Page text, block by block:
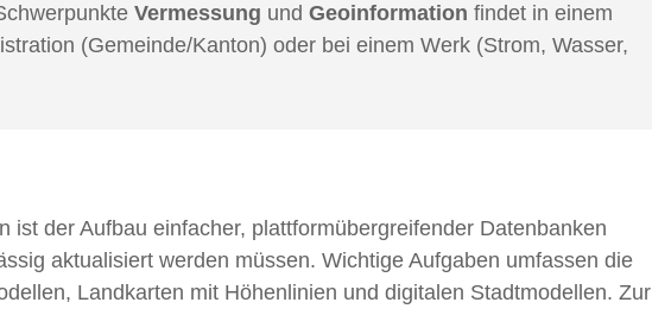
Vermessung und Geoinformation findet in einem
(Gemeinde/Kanton) oder bei einem Werk (Strom, Wasser,
ist der Aufbau einfacher, plattformübergreifender Datenbanken
aktualisiert werden müssen. Wichtige Aufgaben umfassen die
Landkarten mit Höhenlinien und digitalen Stadtmodellen. Zur